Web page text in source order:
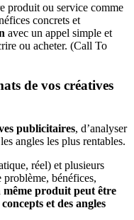
produit ou service comme
concrets et
avec un appel simple et
ou acheter. (Call To
de vos créatives
publicitaires, d’analyser
angles les plus rentables.
réel) et plusieurs
problème, bénéfices,
même produit peut être
et des angles